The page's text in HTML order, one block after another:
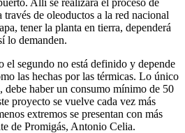
través de oleoductos a la red nacional
tener la planta en tierra, dependerá
lo demanden.
el segundo no está definido y depende
las hechas por las térmicas. Lo único
debe haber un consumo mínimo de 50
proyecto se vuelve cada vez más
extremos se presentan con más
de Promigás, Antonio Celia.